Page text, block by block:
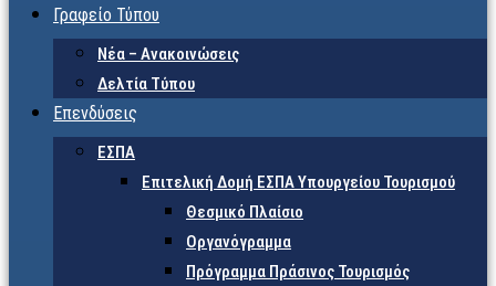
Γραφείο Τύπου
Νέα – Ανακοινώσεις
Δελτία Τύπου
Επενδύσεις
ΕΣΠΑ
Επιτελική Δομή ΕΣΠΑ Υπουργείου Τουρισμού
Θεσμικό Πλαίσιο
Οργανόγραμμα
Πρόγραμμα Πράσινος Τουρισμός